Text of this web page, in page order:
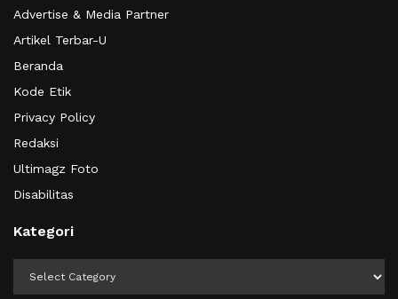
Advertise & Media Partner
Artikel Terbar-U
Beranda
Kode Etik
Privacy Policy
Redaksi
Ultimagz Foto
Disabilitas
Kategori